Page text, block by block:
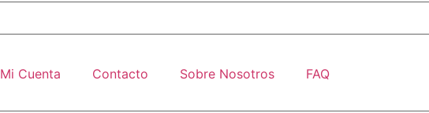
Mi Cuenta Contacto Sobre Nosotros FAQ